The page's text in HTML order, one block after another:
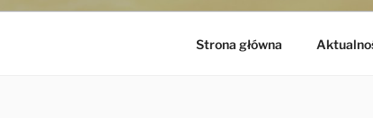
Strona główna